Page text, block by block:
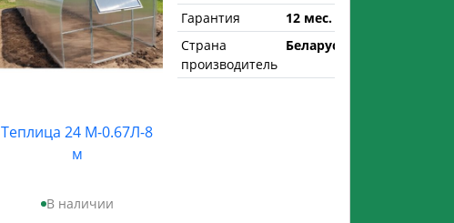
Теплица 24 М-0.67Л-8
м
В наличии
Гарантия
12 мес.
Страна
производитель
Беларусь